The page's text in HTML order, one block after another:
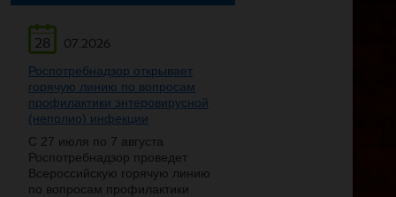
28
07.2026
Роспотребнадзор открывает
горячую линию по вопросам
профилактики энтеровирусной
(неполио) инфекции
С 27 июля по 7 августа
Роспотребнадзор проведет
Всероссийскую горячую линию
по вопросам профилактики